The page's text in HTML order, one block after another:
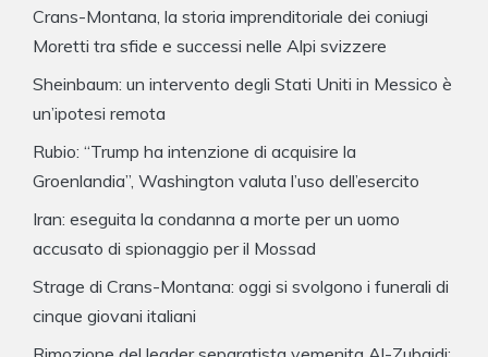
Crans-Montana, la storia imprenditoriale dei coniugi
Moretti tra sfide e successi nelle Alpi svizzere
Sheinbaum: un intervento degli Stati Uniti in Messico è
un’ipotesi remota
Rubio: “Trump ha intenzione di acquisire la
Groenlandia”, Washington valuta l’uso dell’esercito
Iran: eseguita la condanna a morte per un uomo
accusato di spionaggio per il Mossad
Strage di Crans-Montana: oggi si svolgono i funerali di
cinque giovani italiani